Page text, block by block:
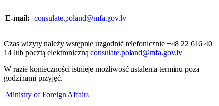
E-mail: consulate.poland@mfa.gov.lv
Czas wizyty należy wstępnie uzgodnić telefonicznie +48 22 616 40
14 lub pocztą elektroniczną consulate.poland@mfa.gov.lv
W razie konieczności istnieje możliwość ustalenia terminu poza
godzinami przyjęć.
Ministry of Foreign Affairs